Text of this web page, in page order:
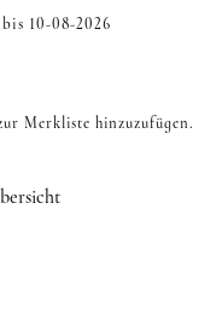
10-08-2026
Merkliste hinzuzufügen.